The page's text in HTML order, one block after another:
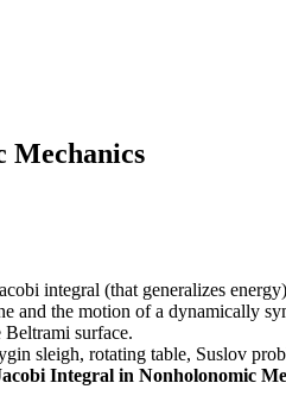
Mechanics
integral (that generalizes
and the motion of a dynamically
surface.
sleigh, rotating table, Suslov
Integral in Nonholonomic